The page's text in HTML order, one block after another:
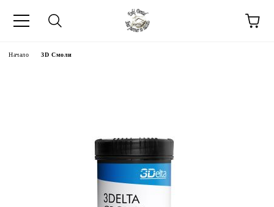
Начало 3D Смоли